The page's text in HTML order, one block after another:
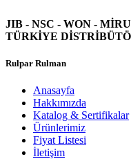
JIB - NSC - WON - MİRU
TÜRKİYE
Rulpar Rulman
Anasayfa
Hakkımızda
Katalog & Sertifikalar
Ürünlerimiz
Fiyat Listesi
İletişim